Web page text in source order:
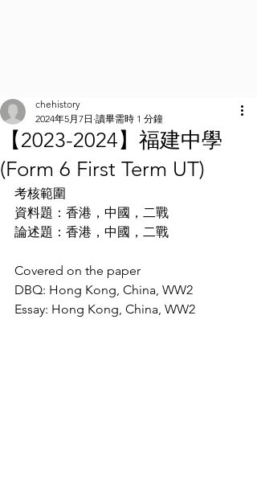
【2023-2024】福建中學
(Form 6 First Term UT)
chehistory
2024年5月7日 讀畢需時 1 分鐘
考核範圍
資料題：香港，中國，二戰
論述題：香港，中國，二戰
Covered on the paper
DBQ: Hong Kong, China, WW2
Essay: Hong Kong, China, WW2